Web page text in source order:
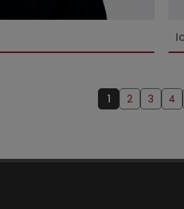
Página actual
1 Página
2 Página
3 4